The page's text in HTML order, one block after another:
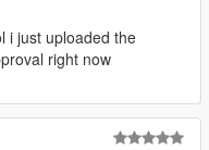
i just uploaded the
right now